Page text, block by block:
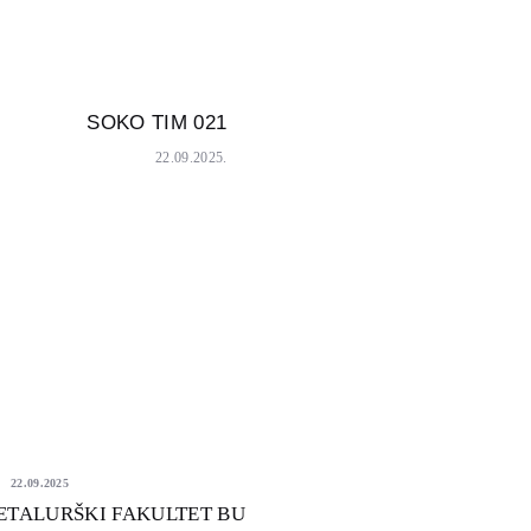
SOKO TIM 021
22.09.2025.
22.09.2025
FAKULTET BU